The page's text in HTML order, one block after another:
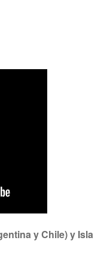
y Chile) y Isla